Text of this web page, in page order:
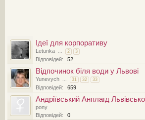
Ідеї для корпоративу
Letunka ... 2 3
Відповідей: 52
Відпочинок біля води у Львові
Yunevych ... 31 32 33
Відповідей: 659
Андріївський Анплагд
pony
Відповідей:
0